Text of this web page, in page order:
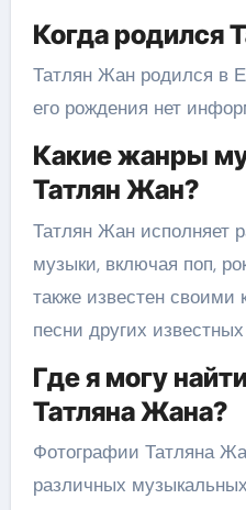
Когда родился
Татлян Жан родился в
его рождения нет
Какие жанры
Татлян Жан?
Татлян Жан исполняет
музыки, включая поп,
также известен своими
песни других
Где я могу
Татляна Жана?
Фотографии Татляна
различных